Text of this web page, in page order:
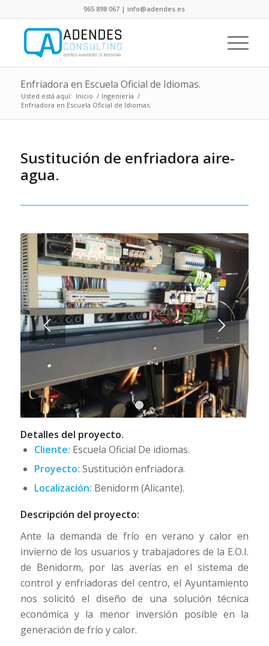
965 898 067 | info@adendes.es
Enfriadora en Escuela Oficial de Idiomas.
Usted está aquí: Inicio / Ingeniería /
Enfriadora en Escuela Oficial de Idiomas.
Sustitución de enfriadora aire-
agua.
2
Detalles del proyecto.
Cliente: Escuela Oficial De idiomas.
Proyecto: Sustitución enfriadora.
Localización: Benidorm (Alicante).
Descripción del proyecto:
Ante la demanda de frío en verano y calor en
invierno de los usuarios y trabajadores de la E.O.I.
de Benidorm, por las averías en el sistema de
control y enfriadoras del centro, el Ayuntamiento
nos solicitó el diseño de una solución técnica
económica y la menor inversión posible en la
generación de frío y calor.